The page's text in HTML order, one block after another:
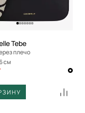
Tebe
плечо
см